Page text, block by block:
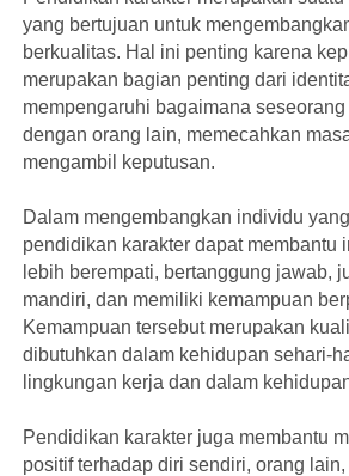
yang bertujuan untuk
berkualitas. Hal ini penting karena
merupakan bagian penting dari
mempengaruhi bagaimana
dengan orang lain, memecahkan
mengambil keputusan.
Dalam mengembangkan individu
pendidikan karakter dapat membantu
lebih berempati, bertanggung jawab,
mandiri, dan memiliki kemampuan
Kemampuan tersebut merupakan
dibutuhkan dalam kehidupan sehari-
lingkungan kerja dan dalam
Pendidikan karakter juga membantu
positif terhadap diri sendiri, orang